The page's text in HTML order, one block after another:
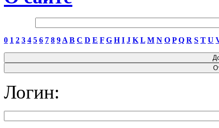
0 1 2 3 4 5 6 7 8 9 A B C D E F G H I J K L M N O P Q R S T U
Логин: